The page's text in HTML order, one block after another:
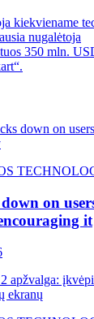
kiekviename
nugalėtoja
350 mln.
on
it